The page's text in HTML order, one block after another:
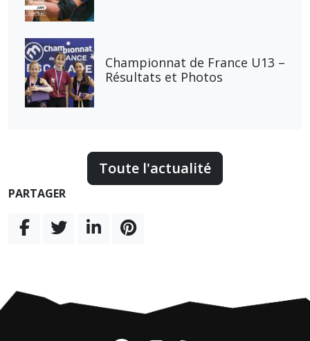
Championnat de France U13 –
Résultats et Photos
Toute l'actualité
PARTAGER